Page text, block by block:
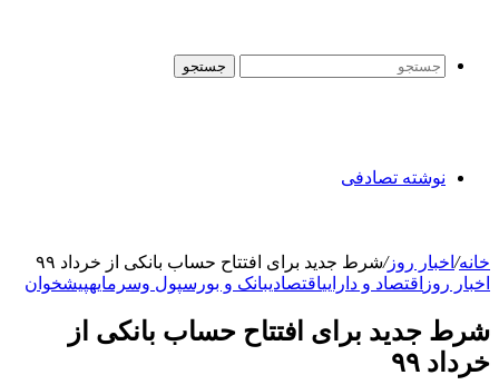
جستجو
نوشته تصادفی
خانه/ اخبار روز/شرط جدید برای افتتاح حساب بانکی از خرداد ۹۹
اخبار روز اقتصاد و داراییاقتصادیبانک و بورسپول وسرمایهپیشخوان
شرط جدید برای افتتاح حساب بانکی از
خرداد ۹۹